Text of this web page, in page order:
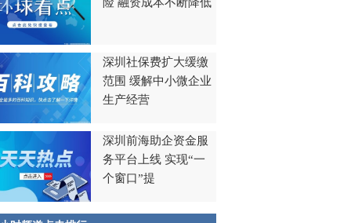
深圳社保费扩大缓缴
范围 缓解中小微企业
生产经营
深圳前海助企资金服
务平台上线 实现“一
个窗口”提